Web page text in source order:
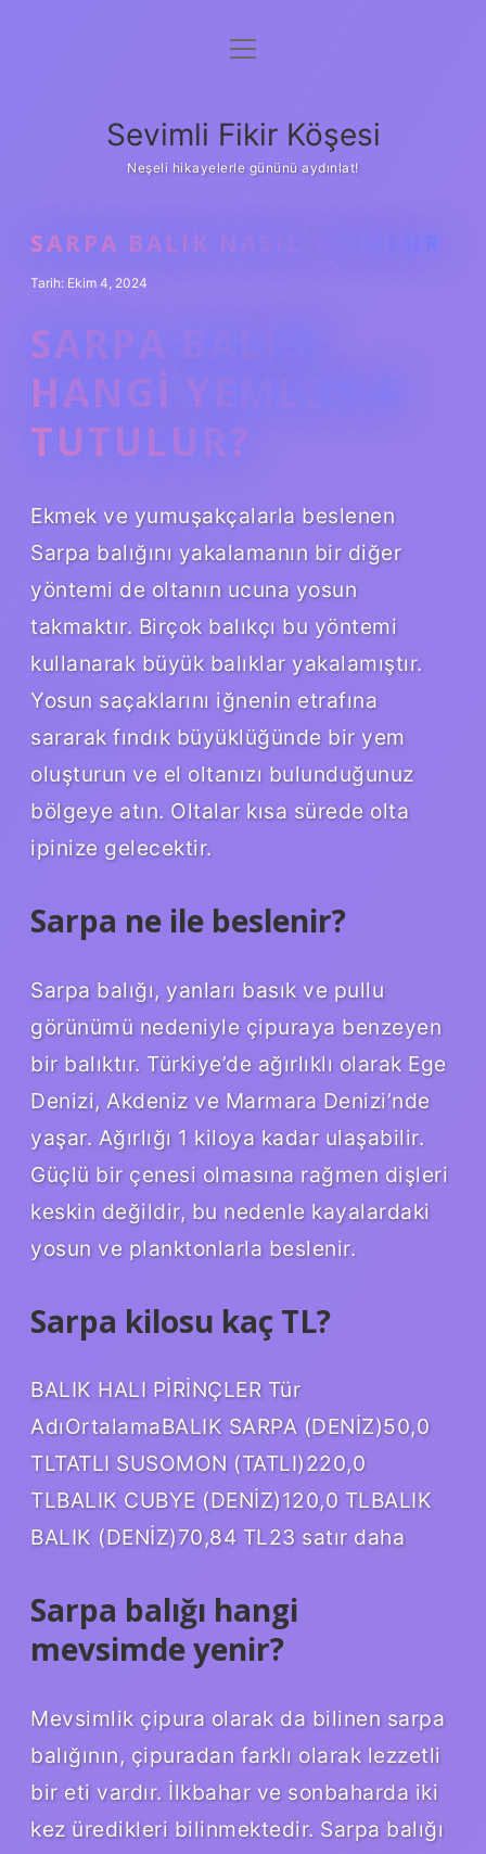
Anasayfa
Yasal Uyarı
menüyü
Sevimli Fikir Köşesi
Neşeli hikayelerle gününü aydınlat!
SARPA BALIK NASIL TUTULUR
Tarih: Ekim 4, 2024
SARPA BALIĞI
HANGI YEMLERLE
TUTULUR?
Ekmek ve yumuşakçalarla beslenen
Sarpa balığını yakalamanın bir diğer
yöntemi de oltanın ucuna yosun
takmaktır. Birçok balıkçı bu yöntemi
kullanarak büyük balıklar yakalamıştır.
Yosun saçaklarını iğnenin etrafına
sararak fındık büyüklüğünde bir yem
oluşturun ve el oltanızı bulunduğunuz
bölgeye atın. Oltalar kısa sürede olta
ipinize gelecektir.
Sarpa ne ile beslenir?
Sarpa balığı, yanları basık ve pullu
görünümü nedeniyle çipuraya benzeyen
bir balıktır. Türkiye’de ağırlıklı olarak Ege
Denizi, Akdeniz ve Marmara Denizi’nde
yaşar. Ağırlığı 1 kiloya kadar ulaşabilir.
Güçlü bir çenesi olmasına rağmen dişleri
keskin değildir, bu nedenle kayalardaki
yosun ve planktonlarla beslenir.
Sarpa kilosu kaç TL?
BALIK HALI PİRİNÇLER Tür
AdıOrtalamaBALIK SARPA (DENİZ)50,0
TLTATLI SUSOMON (TATLI)220,0
TLBALIK CUBYE (DENİZ)120,0 TLBALIK
BALIK (DENİZ)70,84 TL23 satır daha
Sarpa balığı hangi
mevsimde yenir?
Mevsimlik çipura olarak da bilinen sarpa
balığının, çipuradan farklı olarak lezzetli
bir eti vardır. İlkbahar ve sonbaharda iki
kez üredikleri bilinmektedir. Sarpa balığı